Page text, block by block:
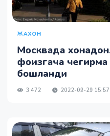
ЖАХОН
Москвада
фоизгача
бошланди
3 472 2022-09-29 15:57